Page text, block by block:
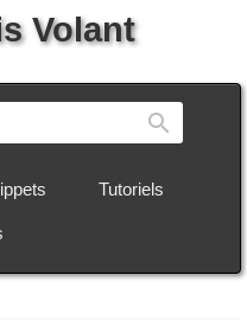
Volant
Tutoriels